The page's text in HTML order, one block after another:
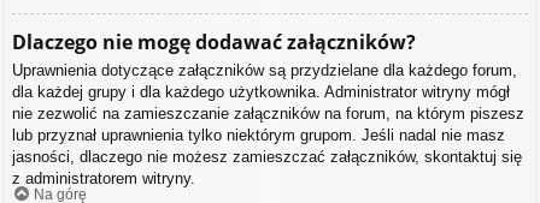
Dlaczego nie mogę dodawać załączników?
Uprawnienia dotyczące załączników są przydzielane dla każdego forum,
dla każdej grupy i dla każdego użytkownika. Administrator witryny mógł
nie zezwolić na zamieszczanie załączników na forum, na którym piszesz
lub przyznał uprawnienia tylko niektórym grupom. Jeśli nadal nie masz
jasności, dlaczego nie możesz zamieszczać załączników, skontaktuj się
z administratorem witryny.
Na górę